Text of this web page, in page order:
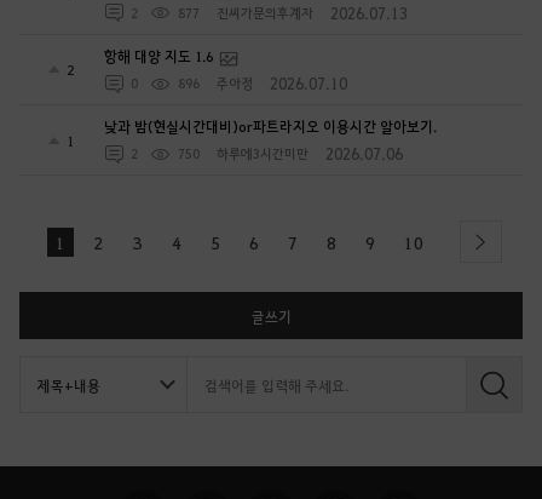
2 877 진씨가문의후계자 2026.07.13
2
항해 대양 지도 1.6
0 896 주아정 2026.07.10
1
낮과 밤(현실시간대비)or파트라지오 이용시간 알아보기.
2 750 하루에3시간미만 2026.07.06
1 2 3 4 5 6 7 8 9 10 next
글쓰기
검